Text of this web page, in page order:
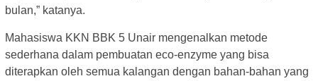
bulan,” katanya.
Mahasiswa KKN BBK 5 Unair mengenalkan metode
sederhana dalam pembuatan eco-enzyme yang bisa
diterapkan oleh semua kalangan dengan bahan-bahan yang